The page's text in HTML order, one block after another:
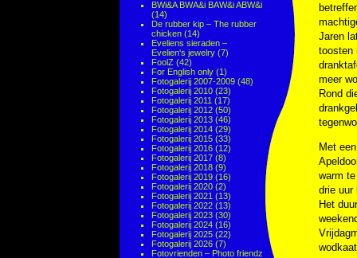
BWi&A BWA&i BAW&i ABW&i
(14)
De rubber kip – The rubber
chicken (14)
Eveliens sieraden –
Evelien's jewelry (7)
FoolZ (42)
For English only (1)
Fotogalerij 2007-2009 (48)
Fotogalerij 2010 (23)
Fotogalerij 2011 (17)
Fotogalerij 2012 (50)
Fotogalerij 2013 (46)
Fotogalerij 2014 (29)
Fotogalerij 2015 (33)
Fotogalerij 2016 (12)
Fotogalerij 2017 (8)
Fotogalerij 2018 (9)
Fotogalerij 2019 (16)
Fotogalerij 2020 (2)
Fotogalerij 2021 (13)
Fotogalerij 2022 (13)
Fotogalerij 2023 (30)
Fotogalerij 2024 (16)
Fotogalerij 2025 (22)
Fotogalerij 2026 (7)
Fotovrienden – Photo friendz
Jaren
toosten
meer
Rond
Met
warm
drie uur
Het